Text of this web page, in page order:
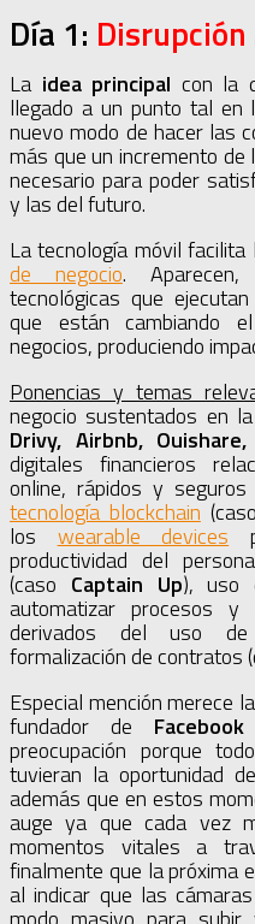
Día 1:
La idea principal con la
llegado a un punto tal en
nuevo modo de hacer las
más que un incremento
necesario para poder
y las del futuro.
La tecnología móvil
de negocio.
tecnológicas que
que están cambiando
negocios, produciendo
Ponencias y temas
negocio sustentados en
Drivy, Airbnb,
digitales financieros
online, rápidos y
tecnología blockchain (caso
los wearable devices
productividad del
(caso Captain Up), uso
automatizar procesos y
derivados del uso de
formalización de contratos
Especial mención merece
fundador de Facebook
preocupación porque
tuvieran la oportunidad
además que en estos
auge ya que cada vez
momentos vitales a
finalmente que la próxima
al indicar que las